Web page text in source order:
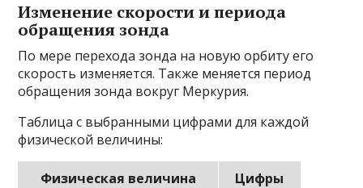
Изменение скорости и периода
обращения зонда
По мере перехода зонда на новую орбиту его
скорость изменяется. Также меняется период
обращения зонда вокруг Меркурия.
Таблица с выбранными цифрами для каждой
физической величины:
Физическая величина
Цифры